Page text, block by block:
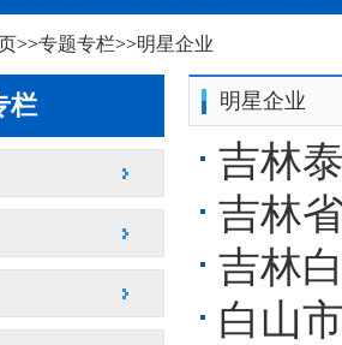
>>专题专栏>>明星企业
栏 明星企业
吉林
吉林
吉林
白山